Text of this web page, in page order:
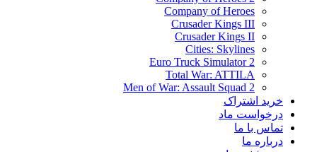
Company of Heroes
Crusader Kings III
Crusader Kings II
Cities: Skylines
Euro Truck Simulator 2
Total War: ATTILA
Men of War: Assault Squad 2
خرید اشتراک
درخواست ماد
تماس با ما
درباره ما